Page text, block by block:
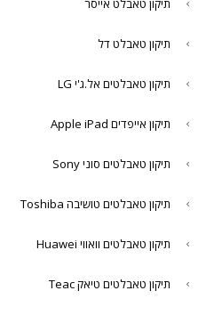
תיקון טאבלט אייסר
תיקון טאבלט דל
תיקון טאבלטים אל.ג'י LG
תיקון אייפדים Apple iPad
תיקון טאבלטים סוני Sony
תיקון טאבלטים טושיבה Toshiba
תיקון טאבלטים וואווי Huawei
תיקון טאבלטים טיאק Teac